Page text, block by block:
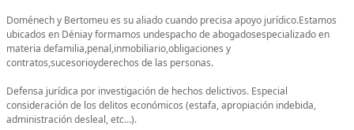
Doménech y Bertomeu es su aliado cuando precisa apoyo jurídico.Estamos
ubicados en Déniay formamos undespacho de abogadosespecializado en
materia defamilia,penal,inmobiliario,obligaciones y
contratos,sucesorioyderechos de las personas.
Defensa jurídica por investigación de hechos delictivos. Especial
consideración de los delitos económicos (estafa, apropiación indebida,
administración desleal, etc…).